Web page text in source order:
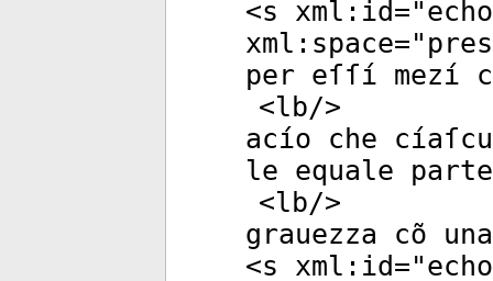
<s xml:id="
xml:space="
per eſſí mezí
<lb/>
acío che
le equale
<lb/>
grauezza cõ
<s xml:id="